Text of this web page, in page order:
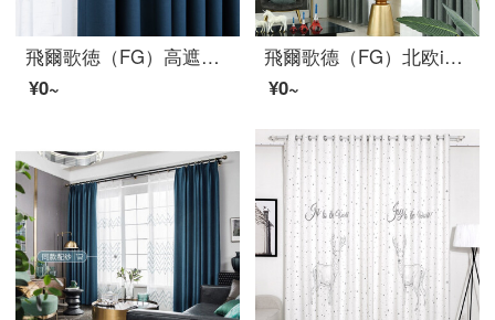
飛爾歌徳（FG）高遮光純色简约尼糸紡全遮光カーテンリビングルームの書斎バルコニー床カーテンのオーダーメイド99%遮光率ー紺色のカーテン（窓なし）が韓国式フック1メートルをカスタマイズしました。
¥0~
飛爾歌德（FG）北欧ins風シンプルで純色の羊ラクダ毛のカーテンリビングルームの書斎のベランダの床の窓の翻る現代なライト贅沢な完成品のカーテンは青灰色のカーテンを注文して作られました。
¥0~